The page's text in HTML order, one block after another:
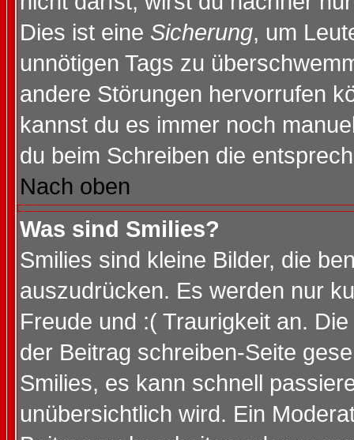
Dies ist eine Sicherung, um
unnötigen Tags zu
andere Störungen hervorrufen
kannst du es immer noch
du beim Schreiben die
Nach oben
Was sind Smilies?
Smilies sind kleine Bilder, die
auszudrücken. Es werden nur
Freude und :( Traurigkeit an.
der Beitrag schreiben-Seite
Smilies, es kann schnell
unübersichtlich wird. Ein